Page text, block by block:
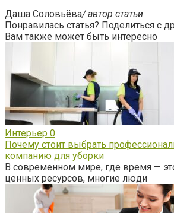
Даша Соловьёва/ автор статьи
Понравилась статья? Поделиться с
Вам также может быть интересно
Интерьер 0
Почему стоит выбрать
компанию для уборки
В современном мире, где время —
ценных ресурсов, многие люди